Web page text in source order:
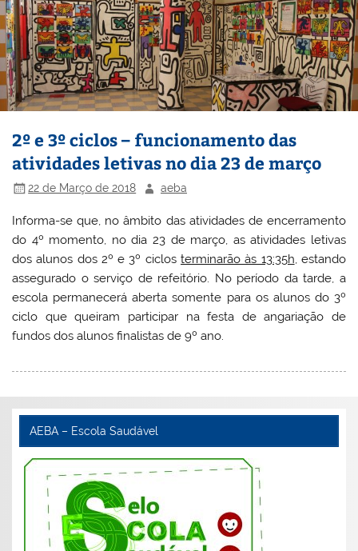
2º e 3º ciclos – funcionamento das
atividades letivas no dia 23 de março
22 de Março de 2018 aeba
Informa-se que, no âmbito das atividades de encerramento
do 4º momento, no dia 23 de março, as atividades letivas
dos alunos dos 2º e 3º ciclosterminarão às 13:35h, estando
assegurado o serviço de refeitório. No período da tarde, a
escola permanecerá aberta somente para os alunos do 3º
ciclo que queiram participar na festa de angariação de
fundos dos alunos finalistas de 9º ano.
AEBA – Escola Saudável